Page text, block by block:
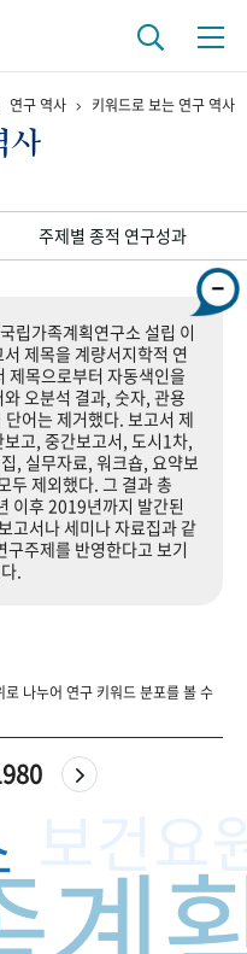
장
박물 영상 기록물
+1주년 광장
연구 역사 키워드로 보는 연구 역사
사
주제별 종적 연구성과
립가족계획연구소 설립 이
제목을 계량서지학적 연
제목으로부터 자동색인을
오분석 결과, 숫자, 관용
어는 제거했다. 보고서 제
고, 중간보고서, 도시1차,
, 실무자료, 워크숍, 요약보
두 제외했다. 그 결과 총
이후 2019년까지 발간된
고서나 세미나 자료집과 같
구주제를 반영한다고 보기
.
나누어 연구 키워드 분포를 볼 수